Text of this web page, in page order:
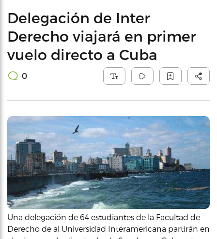
Delegación de Inter
Derecho viajará en primer
vuelo directo a Cuba
0
Una delegación de 64 estudiantes de la Facultad de
Derecho de al Universidad Interamericana partirán en